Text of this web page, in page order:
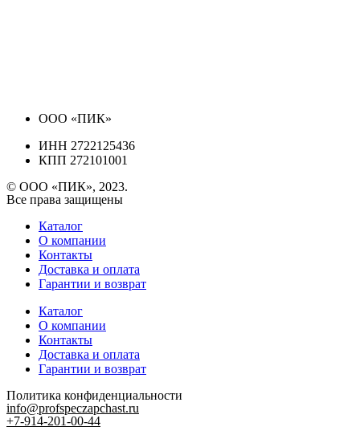
ООО «ПИК»
ИНН 2722125436
КПП 272101001
© ООО «ПИК», 2023.
Все права защищены
Каталог
О компании
Контакты
Доставка и оплата
Гарантии и возврат
Каталог
О компании
Контакты
Доставка и оплата
Гарантии и возврат
Политика конфиденциальности
info@profspeczapchast.ru
+7-914-201-00-44